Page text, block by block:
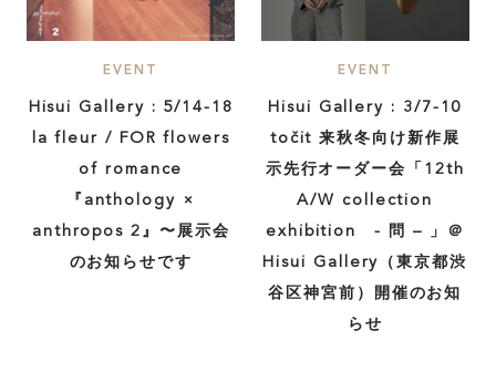
EVENT
Hisui Gallery : 5/14-18
la fleur / FOR flowers
of romance
『anthology ×
anthropos 2』〜展示会
のお知らせです
EVENT
Hisui Gallery : 3/7-10
točit 来秋冬向け新作展
示先行オーダー会「12th
A/W collection
exhibition - 問 – 」＠
Hisui Gallery（東京都渋
谷区神宮前）開催のお知
らせ